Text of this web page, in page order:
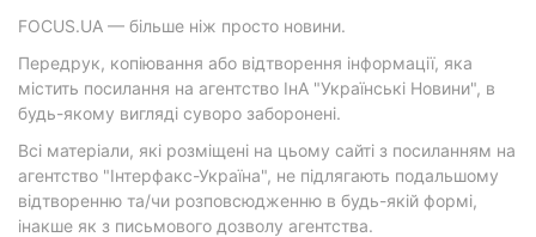
FOCUS.UA — більше ніж просто новини.
Передрук, копіювання або відтворення інформації, яка
містить посилання на агентство ІнА "Українські Новини", в
будь-якому вигляді суворо заборонені.
Всі матеріали, які розміщені на цьому сайті з посиланням на
агентство "Інтерфакс-Україна", не підлягають подальшому
відтворенню та/чи розповсюдженню в будь-якій формі,
інакше як з письмового дозволу агентства.